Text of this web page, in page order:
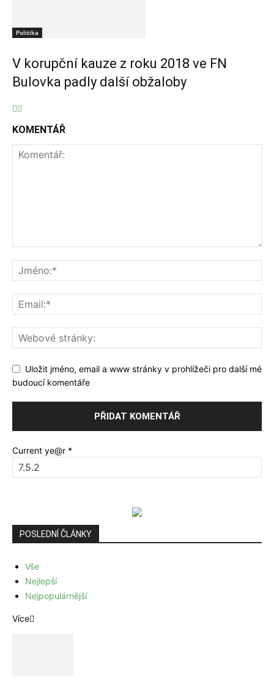
Politika
V korupční kauze z roku 2018 ve FN
Bulovka padly další obžaloby
KOMENTÁŘ
Uložit jméno, email a www stránky v prohlížeči pro další mé
budoucí komentáře
Current ye@r *
POSLEDNÍ ČLÁNKY
Vše
Nejlepší
Nejpopulárnější
Více